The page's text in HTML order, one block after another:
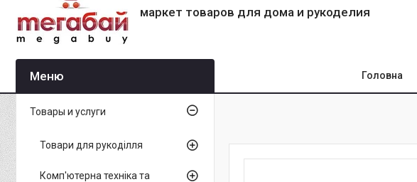
маркет товаров для дома и рукоделия
Головна
Товары и услуги
Товари для рукоділля
Комп'ютерна техніка та